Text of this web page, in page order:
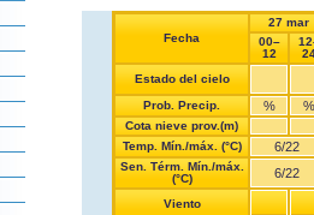
Fecha
27 mar
00–
12
Estado del cielo
Prob. Precip.
% %
Cota nieve prov.(m)
Temp. Mín./máx. (°C)
6/22
Sen. Térm. Mín./máx.
(°C)
6/22
Viento